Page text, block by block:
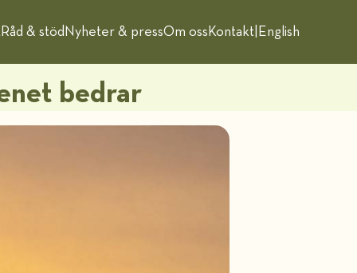
Råd & stöd Nyheter & pressOm oss Kontakt English
bedrar